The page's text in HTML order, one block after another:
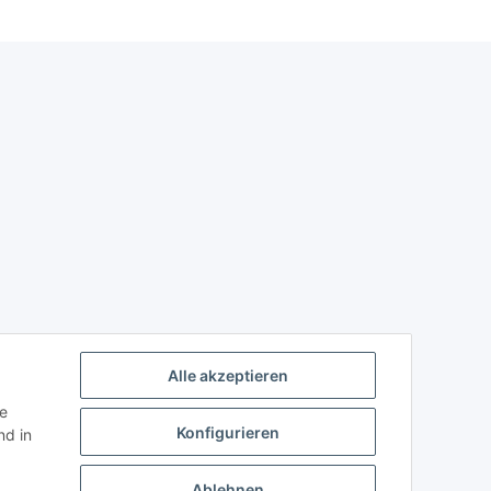
Alle akzeptieren
Konfigurieren
in